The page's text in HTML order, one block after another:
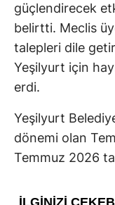
güçlendirecek
belirtti. Meclis
talepleri dile
Yeşilyurt için
erdi.
Yeşilyurt
dönemi olan
Temmuz 2026